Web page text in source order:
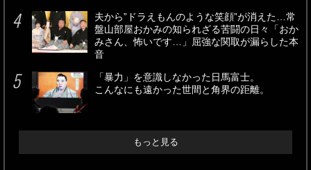
夫から”ドラえもんのような笑顔”が消えた…常
盤山部屋おかみの知られざる苦闘の日々「おか
みさん、怖いです…」屈強な関取が漏らした本
音
「暴力」を意識しなかった日馬富士。
こんなにも遠かった世間と角界の距離。
もっと見る